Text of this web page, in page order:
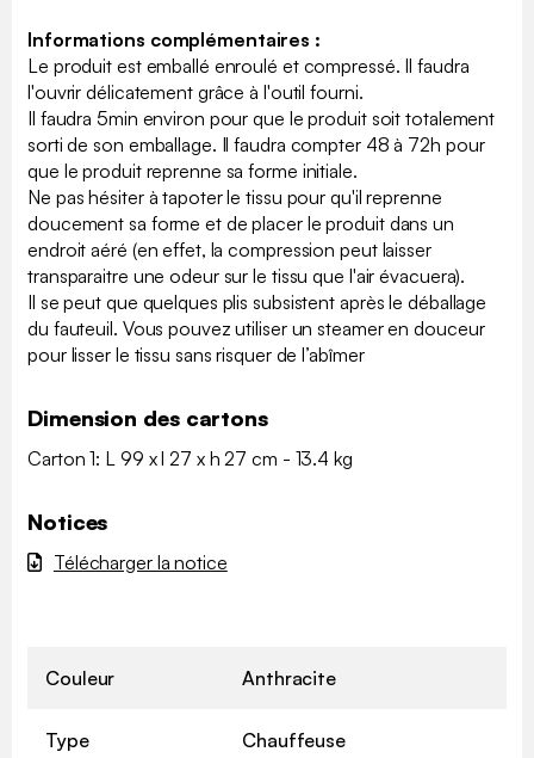
Informations complémentaires :
Le produit est emballé enroulé et compressé. Il faudra
l'ouvrir délicatement grâce à l'outil fourni.
Il faudra 5min environ pour que le produit soit totalement
sorti de son emballage. Il faudra compter 48 à 72h pour
que le produit reprenne sa forme initiale.
Ne pas hésiter à tapoter le tissu pour qu'il reprenne
doucement sa forme et de placer le produit dans un
endroit aéré (en effet, la compression peut laisser
transparaitre une odeur sur le tissu que l'air évacuera).
Il se peut que quelques plis subsistent après le déballage
du fauteuil. Vous pouvez utiliser un steamer en douceur
pour lisser le tissu sans risquer de l’abîmer
Dimension des cartons
Carton 1: L 99 x l 27 x h 27 cm - 13.4 kg
Notices
Télécharger la notice
Couleur Anthracite
Type Chauffeuse